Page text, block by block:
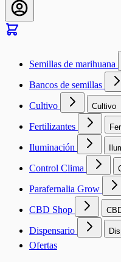
Semillas de marihuana
Bancos de semillas
Cultivo Cultivo
Fertilizantes
Iluminación
Control Clima
Parafernalia Grow
CBD Shop
Dispensario
Ofertas